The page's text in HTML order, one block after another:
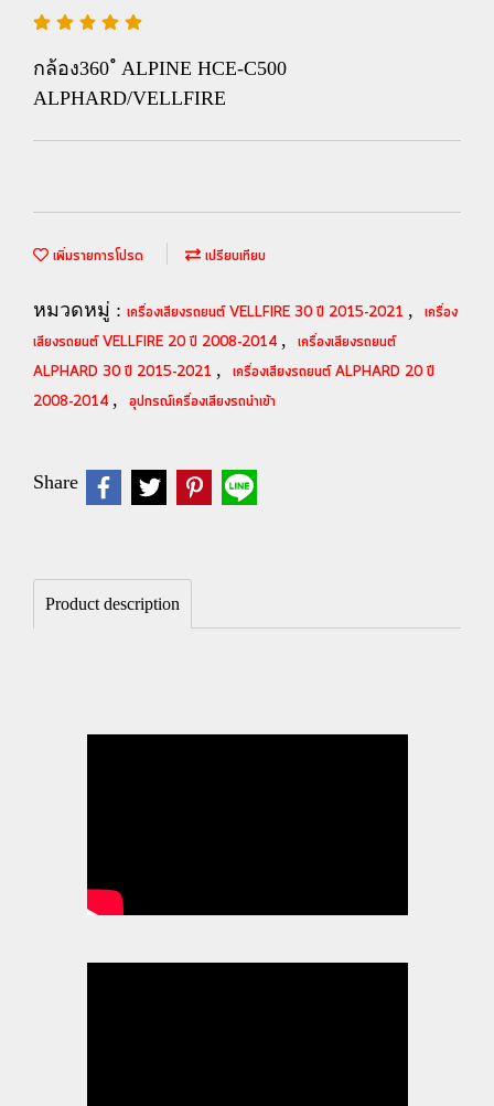
กล้อง360 ํ ALPINE HCE-C500
ALPHARD/VELLFIRE
เพิ่มรายการโปรด เปรียบเทียบ
หมวดหมู่ : เครื่องเสียงรถยนต์ VELLFIRE 30 ปี 2015-2021 , เครื่อง
เสียงรถยนต์ VELLFIRE 20 ปี 2008-2014 , เครื่องเสียงรถยนต์
ALPHARD 30 ปี 2015-2021 , เครื่องเสียงรถยนต์ ALPHARD 20 ปี
2008-2014 , อุปกรณ์เครื่องเสียงรถนำเข้า
Share
Product description